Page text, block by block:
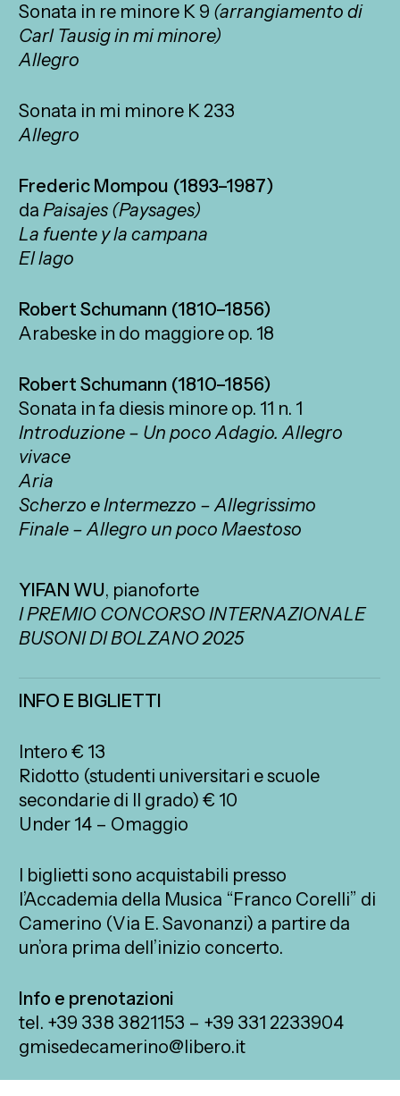
Sonata in re minore K 9 (arrangiamento di
Carl Tausig in mi minore)
Allegro
Sonata in mi minore K 233
Allegro
Frederic Mompou (1893–1987)
daPaisajes (Paysages)
La fuente y la campana
El lago
Robert Schumann (1810–1856)
Arabeske in do maggiore op. 18
Robert Schumann (1810–1856)
Sonata in fa diesis minore op. 11 n. 1
Introduzione – Un poco Adagio. Allegro
vivace
Aria
Scherzo e Intermezzo – Allegrissimo
Finale – Allegro un poco Maestoso
YIFAN WU, pianoforte
I PREMIO CONCORSO INTERNAZIONALE
BUSONI DI BOLZANO 2025
INFO E BIGLIETTI
Intero € 13
Ridotto (studenti universitari e scuole
secondarie di II grado) € 10
Under 14 – Omaggio
I biglietti sono acquistabili presso
l’Accademia della Musica “Franco Corelli” di
Camerino (Via E. Savonanzi) a partire da
un’ora prima dell’inizio concerto.
Info e prenotazioni
tel. +39 338 3821153 – +39 331 2233904
gmisedecamerino@libero.it